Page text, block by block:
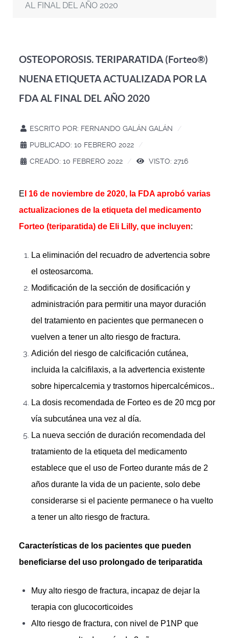
AL FINAL DEL AÑO 2020
OSTEOPOROSIS. TERIPARATIDA (Forteo®)
NUENA ETIQUETA ACTUALIZADA POR LA
FDA AL FINAL DEL AÑO 2020
ESCRITO POR: FERNANDO GALÁN GALÁN
PUBLICADO: 10 FEBRERO 2022
CREADO: 10 FEBRERO 2022
VISTO: 2716
E l 16 de noviembre de 2020, la FDA aprobó varias
actualizaciones de la etiqueta del medicamento
Forteo (teriparatida) de Eli Lilly, que incluyen:
La eliminación del recuadro de advertencia sobre
el osteosarcoma.
Modificación de la sección de dosificación y
administración para permitir una mayor duración
del tratamiento en pacientes que permanecen o
vuelven a tener un alto riesgo de fractura.
Adición del riesgo de calcificación cutánea,
incluida la calcifilaxis, a la advertencia existente
sobre hipercalcemia y trastornos hipercalcémicos..
La dosis recomendada de Forteo es de 20 mcg por
vía subcutánea una vez al día.
La nueva sección de duración recomendada del
tratamiento de la etiqueta del medicamento
establece que el uso de Forteo durante más de 2
años durante la vida de un paciente, solo debe
considerarse si el paciente permanece o ha vuelto
a tener un alto riesgo de fractura.
Características de los pacientes que pueden
beneficiarse del uso prolongado de teriparatida
Muy alto riesgo de fractura, incapaz de dejar la
terapia con glucocorticoides
Alto riesgo de fractura, con nivel de P1NP que